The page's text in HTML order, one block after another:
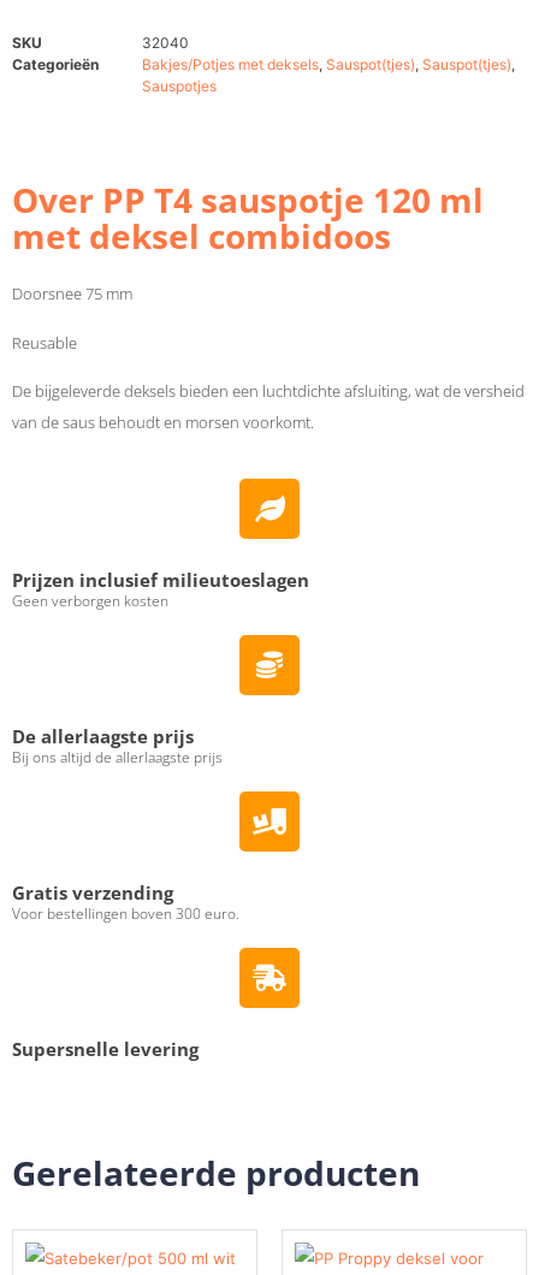
SKU
32040
Categorieën
Bakjes/Potjes met deksels, Sauspot(tjes), Sauspot(tjes),
Sauspotjes
Over PP T4 sauspotje 120 ml
met deksel combidoos
Doorsnee 75 mm
Reusable
De bijgeleverde deksels bieden een luchtdichte afsluiting, wat de versheid
van de saus behoudt en morsen voorkomt.
Prijzen inclusief milieutoeslagen
Geen verborgen kosten
De allerlaagste prijs
Bij ons altijd de allerlaagste prijs
Gratis verzending
Voor bestellingen boven 300 euro.
Supersnelle levering
Gerelateerde producten